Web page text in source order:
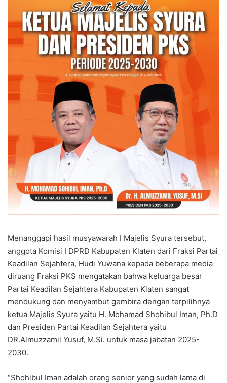
Menanggapi hasil musyawarah I Majelis Syura tersebut,
anggota Komisi I DPRD Kabupaten Klaten dari Fraksi Partai
Keadilan Sejahtera, Hudi Yuwana kepada beberapa media
diruang Fraksi PKS mengatakan bahwa keluarga besar
Partai Keadilan Sejahtera Kabupaten Klaten sangat
mendukung dan menyambut gembira dengan terpilihnya
ketua Majelis Syura yaitu H. Mohamad Shohibul Iman, Ph.D
dan Presiden Partai Keadilan Sejahtera yaitu
DR.Almuzzamil Yusuf, M.Si. untuk masa jabatan 2025-
2030.
“Shohibul Iman adalah orang senior yang sudah lama di